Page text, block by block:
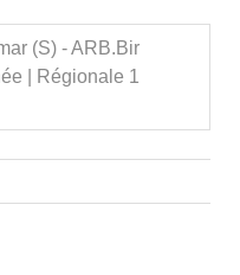
(S) - ARB.Bir
| Régionale 1